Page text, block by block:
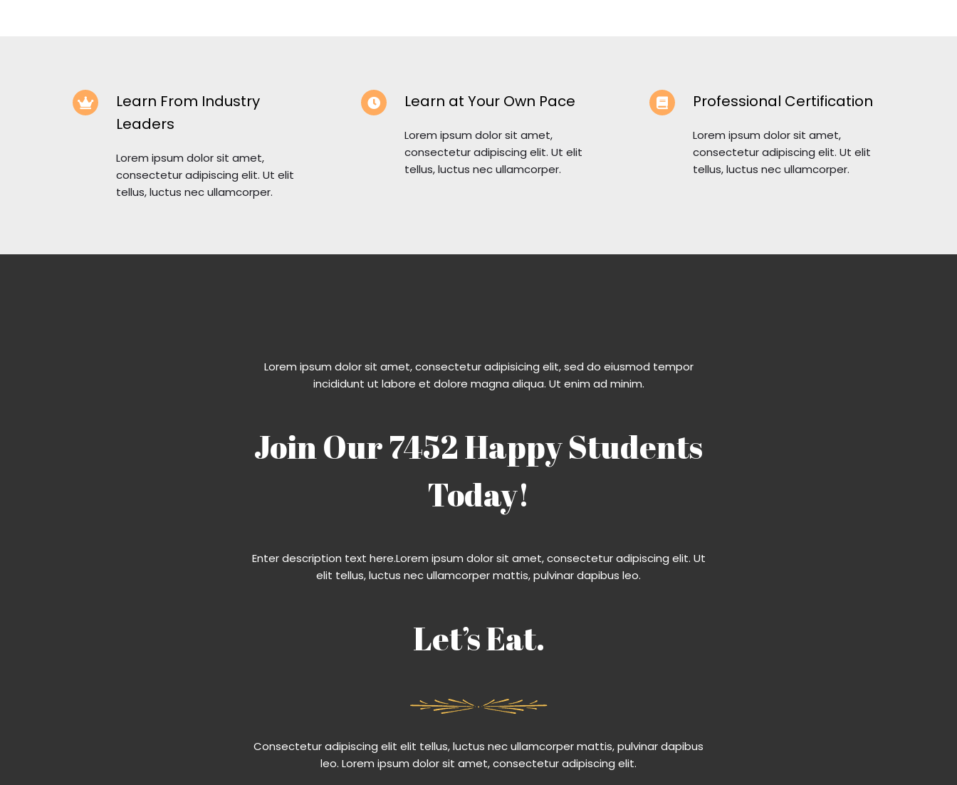
Learn From Industry
Leaders
Lorem ipsum dolor sit amet,
consectetur adipiscing elit. Ut elit
tellus, luctus nec ullamcorper.
Learn at Your Own Pace
Lorem ipsum dolor sit amet,
consectetur adipiscing elit. Ut elit
tellus, luctus nec ullamcorper.
Professional Certification
Lorem ipsum dolor sit amet,
consectetur adipiscing elit. Ut elit
tellus, luctus nec ullamcorper.
Lorem ipsum dolor sit amet, consectetur adipisicing elit, sed do eiusmod tempor
incididunt ut labore et dolore magna aliqua. Ut enim ad minim.
Join Our 7452 Happy Students​
Today!
Enter description text here.Lorem ipsum dolor sit amet, consectetur adipiscing elit. Ut
elit tellus, luctus nec ullamcorper mattis, pulvinar dapibus leo.​
Let’s Eat.
Consectetur adipiscing elit elit tellus, luctus nec ullamcorper mattis, pulvinar dapibus
leo.​ Lorem ipsum dolor sit amet, consectetur adipiscing elit.